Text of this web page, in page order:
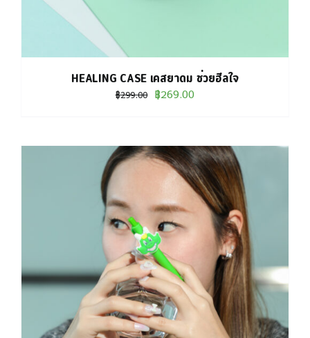
HEALING CASE เคสยาดม ช่วยฮีลใจ
฿299.00 Original
฿299.00.
฿269.00Current
฿269.00.